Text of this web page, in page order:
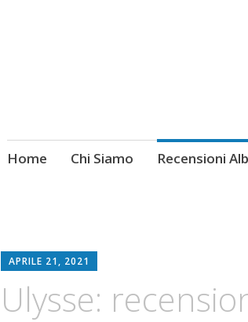
Skip
Home Chi Siamo Recensioni
APRILE 21, 2021
Ulysse: